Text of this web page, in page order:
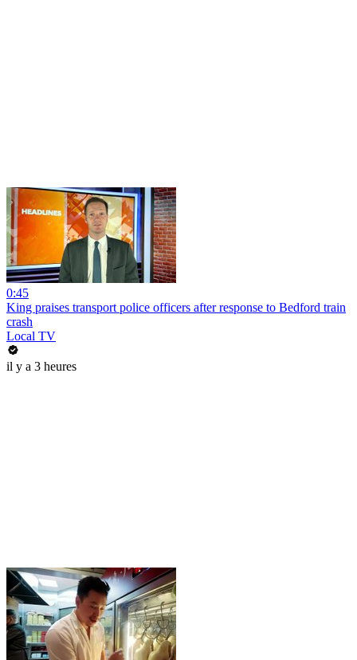
0:45
King praises transport police officers after response to Bedford train
crash
Local TV
il y a 3 heures